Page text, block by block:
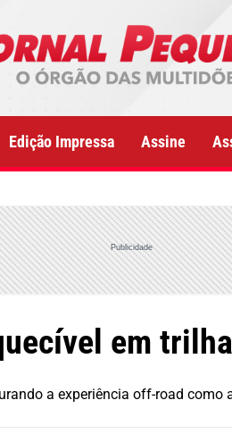
Edição Impressa Assine
Publicidade
em
a experiência off-road